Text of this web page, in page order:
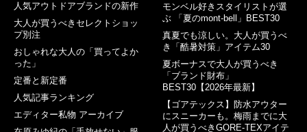
人気アウトドアブランドの新作
大人が買うべきセレクトショッ
プ別注
おしゃれな大人の「買ってよか
った」
定番と新定番
人気記事ランキング
エディター私物 アーカイブ
モンベル好きスタイリストが選
ぶ 「夏のmont-bell」BEST30
真夏でも涼しい。大人が買うべ
き「酷暑対策」アイテム30
夏ボーナスで大人が買うべき
「ブランド財布」
BEST30【2026年最新】
【ゴアテックス】防水アウター
にスニーカーも。梅雨までに大
人が買うべきGORE-TEXアイテ